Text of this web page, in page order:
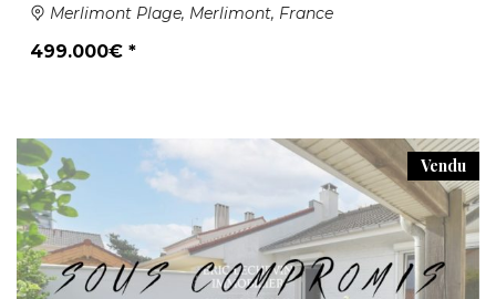
Merlimont Plage, Merlimont, France
499.000€ *
Vendu